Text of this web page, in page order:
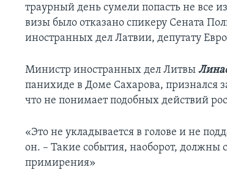
траурный день сумели попасть не все
визы было отказано спикеру Сената
иностранных дел Латвии, депутату
Министр иностранных дел Литвы
панихиде в Доме Сахарова, признался
что не понимает подобных действий
«Это не укладывается в голове и не
он. – Такие события, наоборот, должны
примирения»